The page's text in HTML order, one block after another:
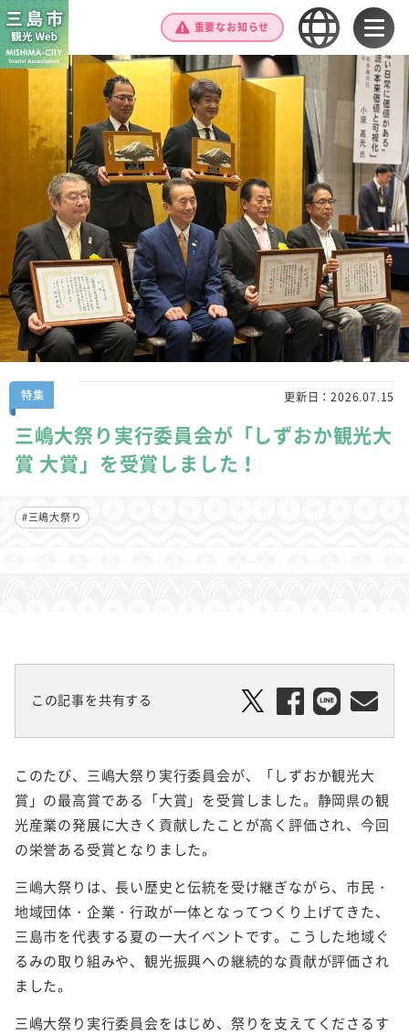
重要なお知らせ
特集 更新日：2026.07.15
三嶋大祭り実行委員会が「しずおか観光大
賞 大賞」を受賞しました！
#三嶋大祭り
この記事を共有する
このたび、三嶋大祭り実行委員会が、「しずおか観光大
賞」の最高賞である「大賞」を受賞しました。静岡県の観
光産業の発展に大きく貢献したことが高く評価され、今回
の栄誉ある受賞となりました。
三嶋大祭りは、長い歴史と伝統を受け継ぎながら、市民・
地域団体・企業・行政が一体となってつくり上げてきた、
三島市を代表する夏の一大イベントです。こうした地域ぐ
るみの取り組みや、観光振興への継続的な貢献が評価され
ました。
三嶋大祭り実行委員会をはじめ、祭りを支えてくださるす